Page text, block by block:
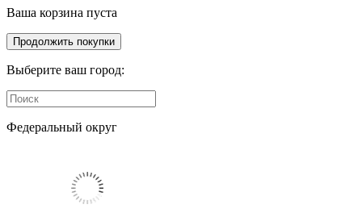
Ваша корзина пуста
Продолжить покупки
Выберите ваш город:
Федеральный округ